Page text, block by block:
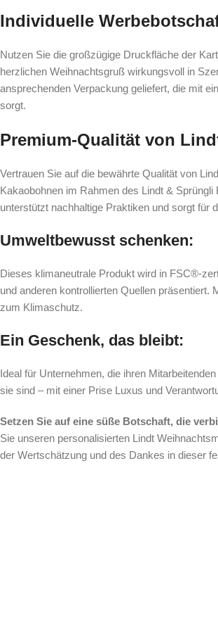
Individuelle
Nutzen Sie die großzügige Druckfläche der
herzlichen Weihnachtsgruß wirkungsvoll in
ansprechenden Verpackung geliefert, die mit
sorgt.
Premium-Qualität von
Vertrauen Sie auf die bewährte Qualität von
Kakaobohnen im Rahmen des Lindt &
unterstützt nachhaltige Praktiken und sorgt für
Umweltbewusst schenken:
Dieses klimaneutrale Produkt wird in FSC®-
und anderen kontrollierten Quellen präsentiert.
zum Klimaschutz.
Ein Geschenk, das bleibt:
Ideal für Unternehmen, die ihren
sie sind – mit einer Prise Luxus und
Setzen Sie auf eine süße Botschaft, die
Sie unseren personalisierten Lindt
der Wertschätzung und des Dankes in dieser